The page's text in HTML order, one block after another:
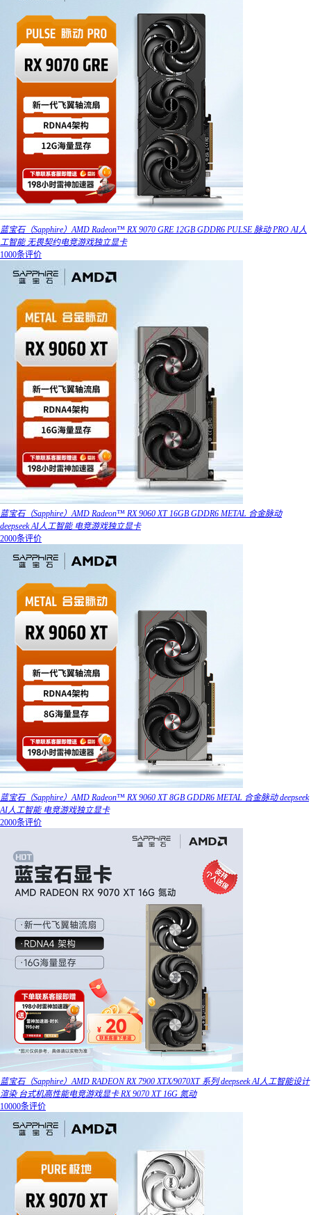
蓝宝石（Sapphire）AMD Radeon™ RX 9070 GRE 12GB GDDR6 PULSE 脉动 PRO AI人
工智能 无畏契约电竞游戏独立显卡
1000条评价
蓝宝石（Sapphire）AMD Radeon™ RX 9060 XT 16GB GDDR6 METAL 合金脉动
deepseek AI人工智能 电竞游戏独立显卡
2000条评价
蓝宝石（Sapphire）AMD Radeon™ RX 9060 XT 8GB GDDR6 METAL 合金脉动 deepseek
AI人工智能 电竞游戏独立显卡
2000条评价
蓝宝石（Sapphire）AMD RADEON RX 7900 XTX/9070XT 系列 deepseek AI人工智能设计
渲染 台式机高性能电竞游戏显卡 RX 9070 XT 16G 氮动
10000条评价